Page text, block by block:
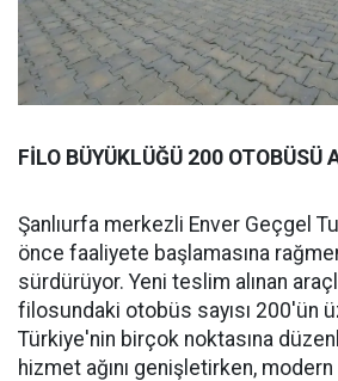
FİLO BÜYÜKLÜĞÜ 200 OTOBÜSÜ
Şanlıurfa merkezli Enver Geçgel
önce faaliyete başlamasına
sürdürüyor. Yeni teslim alınan
filosundaki otobüs sayısı 200'ün
Türkiye'nin birçok noktasına
hizmet ağını genişletirken,